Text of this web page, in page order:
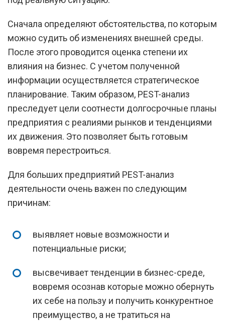
Сначала определяют обстоятельства, по которым
можно судить об изменениях внешней среды.
После этого проводится оценка степени их
влияния на бизнес. С учетом полученной
информации осуществляется стратегическое
планирование. Таким образом, PEST-анализ
преследует цели соотнести долгосрочные планы
предприятия с реалиями рынков и тенденциями
их движения. Это позволяет быть готовым
вовремя перестроиться.
Для больших предприятий PEST-анализ
деятельности очень важен по следующим
причинам:
выявляет новые возможности и
потенциальные риски;
высвечивает тенденции в бизнес-среде,
вовремя осознав которые можно обернуть
их себе на пользу и получить конкурентное
преимущество, а не тратиться на